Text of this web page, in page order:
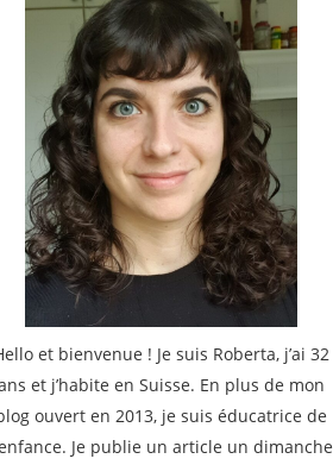
et bienvenue ! Je suis Roberta, j’ai 32
et j’habite en Suisse. En plus de mon
ouvert en 2013, je suis éducatrice de
Je publie un article un dimanche